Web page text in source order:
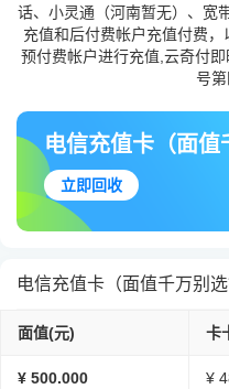
话、小灵通（河南暂无）、宽
充值和后付费帐户充值付费
预付费帐户进行充值,云奇付
号第
电信充值卡（面
立即回收
电信充值卡（面值千万别
面值(元) 卡
¥ 500.000 ¥